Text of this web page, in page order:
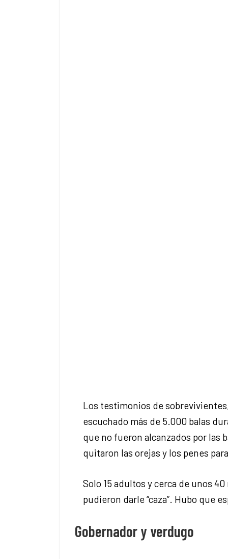
Los testimonios de
escuchado más de 5.000 balas
que no fueron alcanzados por las
quitaron las orejas y los penes
Solo 15 adultos y cerca de unos
pudieron darle “caza”. Hubo que
Gobernador y verdugo